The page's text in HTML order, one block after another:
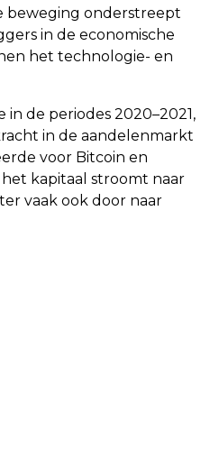
beweging onderstreept
in de economische
het technologie- en
de periodes 2020–2021,
in de aandelenmarkt
voor Bitcoin en
kapitaal stroomt naar
vaak ook door naar